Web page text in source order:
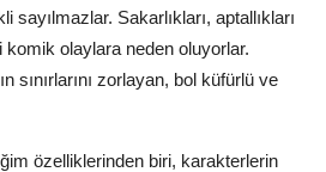
sayılmazlar. Sakarlıkları, aptallıkları
komik olaylara neden oluyorlar.
sınırlarını zorlayan, bol küfürlü ve
özelliklerinden biri, karakterlerin